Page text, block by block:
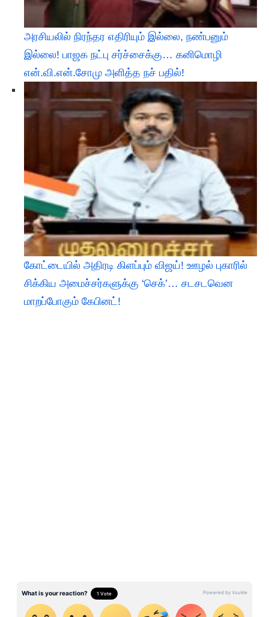
அரசியலில் நிரந்தர எதிரியும் இல்லை, நண்பனும்
இல்லை! பாஜக நட்பு சர்ச்சைக்கு… கனிமொழி
என்.வி.என்.சோமு அளித்த நச் பதில்!
கோட்டையில் அதிரடி கிளப்பும் விஜய்! ஊழல் புகாரில்
சிக்கிய அமைச்சர்களுக்கு ‘செக்’… சடசடவென
மாறப்போகும் கேபினட்!​